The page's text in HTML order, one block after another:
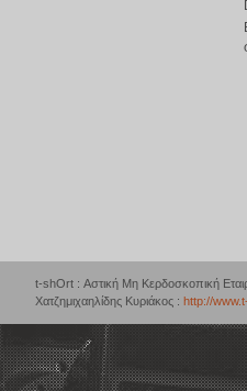
t-shOrt : Αστική Μη Κερδοσκοπική
Χατζημιχαηλίδης Κυριάκος : http://